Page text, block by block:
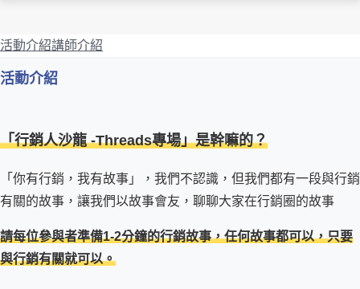
活動介紹講師介紹
活動介紹
「行銷人沙龍 -Threads專場」是幹嘛的？
「你有行銷，我有故事」，我們不認識，但我們都有一段與行銷
有關的故事，讓我們以故事會友，聊聊大家在行銷圈的故事
請每位參與者準備1-2分鐘的行銷故事，任何故事都可以，只要
與行銷有關就可以。